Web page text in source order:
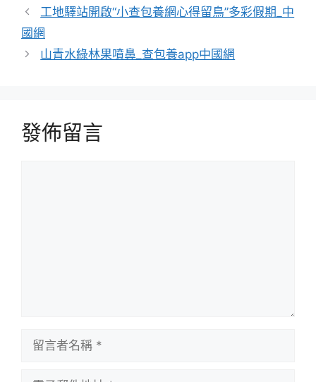
類
工地驛站開啟“小查包養網心得留鳥”多彩假期_中
國網
山青水綠林果噴鼻_查包養app中國網
發佈留言